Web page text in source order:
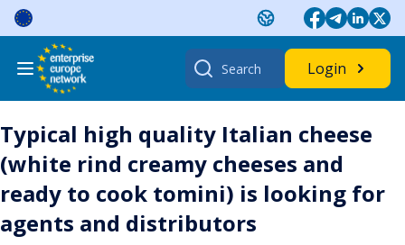
Skip
content
Search
for:
Login
Typical high quality Italian cheese
(white rind creamy cheeses and
ready to cook tomini) is looking for
agents and distributors